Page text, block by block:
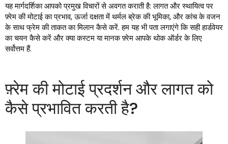
यह मार्गदर्शिका आपको प्रमुख विचारों से अवगत कराती है: लागत और स्थायित्व पर
फ़्रेम की मोटाई का प्रभाव, ऊर्जा दक्षता में थर्मल ब्रेक की भूमिका, और कांच के वजन
के साथ फ्रेम की ताकत का मिलान कैसे करें. हम यह भी पता लगाएंगे कि सही हार्डवेयर
का चयन कैसे करें और क्या कस्टम या मानक फ़्रेम आपके थोक ऑर्डर के लिए
सर्वोत्तम हैं.
फ़्रेम की मोटाई प्रदर्शन और लागत को
कैसे प्रभावित करती है?